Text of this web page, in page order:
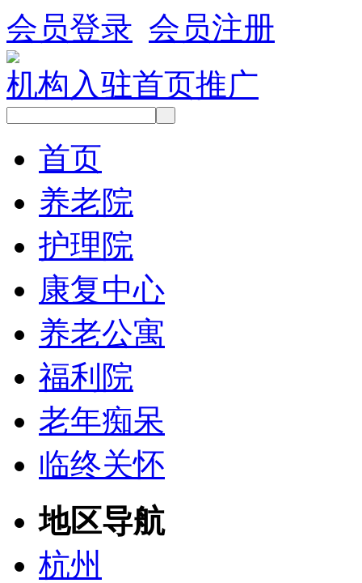
会员登录 会员注册
机构入驻首页推广
首页
养老院
护理院
康复中心
养老公寓
福利院
老年痴呆
临终关怀
地区导航
杭州